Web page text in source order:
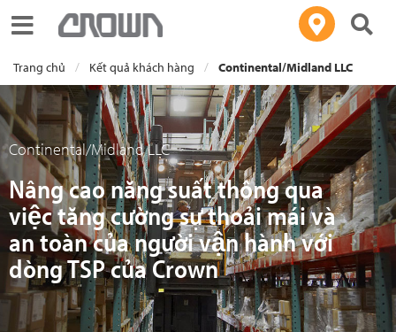
Toggle navigation
Trang chủ Kết quả khách hàng Continental/Midland LLC
Continental/Midland LLC
Nâng cao năng suất thông qua
việc tăng cường sự thoải mái và
an toàn của người vận hành với
dòng TSP của Crown